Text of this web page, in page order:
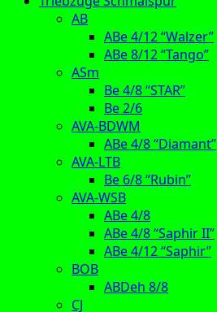
AB
ABe 4/12 “Walzer”
ABe 8/12 “Tango”
ASm
Be 4/8 “STAR”
Be 2/6
AVA-BDWM
ABe 4/8 “Diamant”
AVA-LTB
Be 6/8 “Rubin”
AVA-WSB
ABe 4/8
ABe 4/8 “Saphir II”
ABe 4/12 “Saphir”
BOB
ABDeh 8/8
CJ